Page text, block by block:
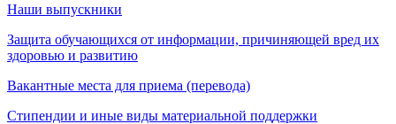
Наши выпускники
Защита обучающихся от информации, причиняющей вред их
здоровью и развитию
Вакантные места для приема (перевода)
Стипендии и иные виды материальной поддержки